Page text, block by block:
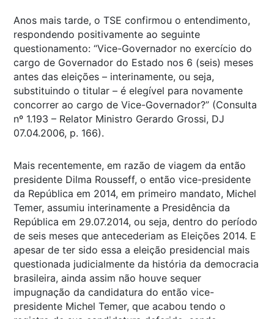
Anos mais tarde, o TSE confirmou o entendimento,
respondendo positivamente ao seguinte
questionamento: “Vice-Governador no exercício do
cargo de Governador do Estado nos 6 (seis) meses
antes das eleições – interinamente, ou seja,
substituindo o titular – é elegível para novamente
concorrer ao cargo de Vice-Governador?” (Consulta
nº 1.193 – Relator Ministro Gerardo Grossi, DJ
07.04.2006, p. 166).
Mais recentemente, em razão de viagem da então
presidente Dilma Rousseff, o então vice-presidente
da República em 2014, em primeiro mandato, Michel
Temer, assumiu interinamente a Presidência da
República em 29.07.2014, ou seja, dentro do período
de seis meses que antecederiam as Eleições 2014. E
apesar de ter sido essa a eleição presidencial mais
questionada judicialmente da história da democracia
brasileira, ainda assim não houve sequer
impugnação da candidatura do então vice-
presidente Michel Temer, que acabou tendo o